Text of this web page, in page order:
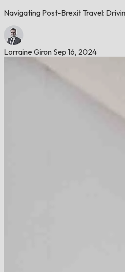
Navigating Post-Brexit Travel:
Lorraine Giron Sep 16, 2024